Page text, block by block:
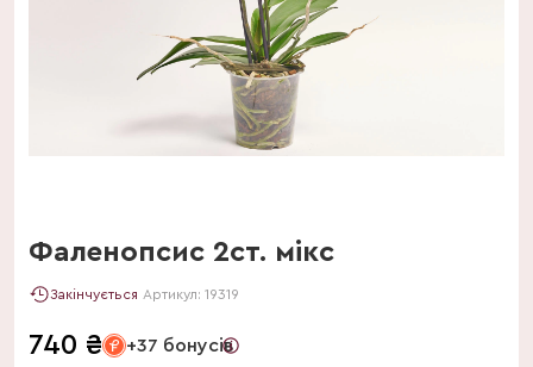
Фаленопсис 2ст. мікс
Закінчується Артикул: 19319
740 ₴ +37 бонусів